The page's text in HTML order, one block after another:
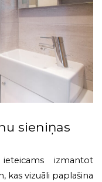
sieniņas
izmantot
kas vizuāli paplašina